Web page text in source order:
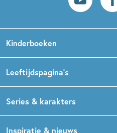
Kinderboeken
Prentenboeken
Leeftijdspagina’s
Boekentips 1,5 - 3 jaar
Series & karakters
Inspiratie & nieuws